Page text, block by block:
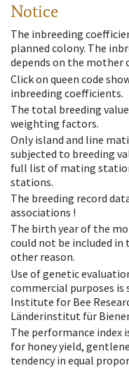
Notice
The inbreeding
planned colony. The
depends on the mother
Click on queen code
inbreeding coefficients.
The total breeding
weighting factors.
Only island and line
subjected to breeding
full list of mating
stations.
The breeding record
associations !
The birth year of the
could not be included
other reason.
Use of genetic
commercial purposes
Institute for Bee
Länderinstitut für
The performance index
for honey yield,
tendency in equal